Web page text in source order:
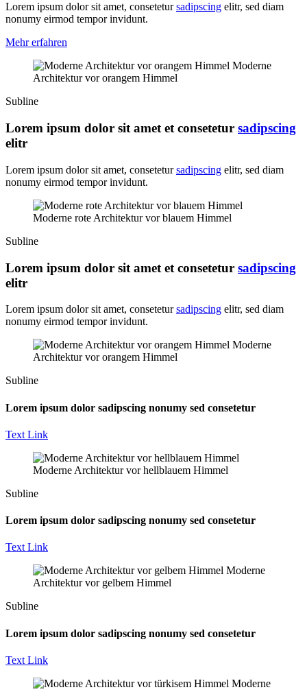
Lorem ipsum dolor sit amet, consetetursadipscing elitr, sed diam
nonumy eirmod tempor invidunt.
Mehr erfahren
Moderne
Architektur vor orangem Himmel
Subline
Lorem ipsum dolor sit amet et consetetur sadipscing
elitr
Lorem ipsum dolor sit amet, consetetursadipscing elitr, sed diam
nonumy eirmod tempor invidunt.
Moderne rote Architektur vor blauem Himmel
Subline
Lorem ipsum dolor sit amet et consetetur sadipscing
elitr
Lorem ipsum dolor sit amet, consetetursadipscing elitr, sed diam
nonumy eirmod tempor invidunt.
Moderne
Architektur vor orangem Himmel
Subline
Lorem ipsum dolor sadipscing nonumy sed consetetur
Text Link
Moderne Architektur vor hellblauem Himmel
Subline
Lorem ipsum dolor sadipscing nonumy sed consetetur
Text Link
Moderne
Architektur vor gelbem Himmel
Subline
Lorem ipsum dolor sadipscing nonumy sed consetetur
Text Link
Moderne